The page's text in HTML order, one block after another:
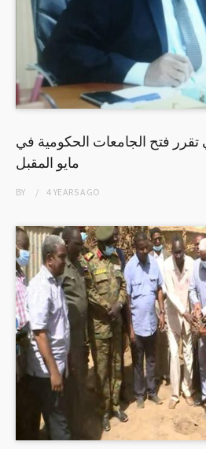
تقرر فتح الجامعات الحكومية في
مايو المقبل
BY 4 YEARSAGO